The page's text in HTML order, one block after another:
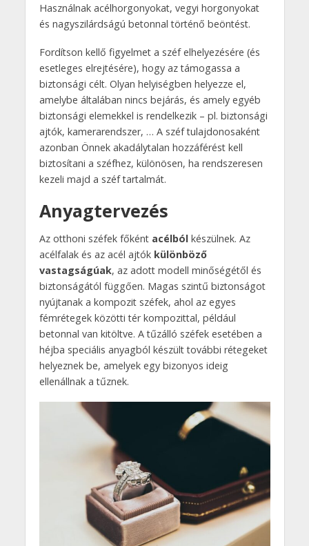
Használnak acélhorgonyokat, vegyi horgonyokat
és nagyszilárdságú betonnal történő beöntést.
Fordítson kellő figyelmet a széf elhelyezésére (és
esetleges elrejtésére), hogy az támogassa a
biztonsági célt. Olyan helyiségben helyezze el,
amelybe általában nincs bejárás, és amely egyéb
biztonsági elemekkel is rendelkezik – pl. biztonsági
ajtók, kamerarendszer, … A széf tulajdonosaként
azonban Önnek akadálytalan hozzáférést kell
biztosítani a széfhez, különösen, ha rendszeresen
kezeli majd a széf tartalmát.
Anyagtervezés
Az otthoni széfek főként acélbólkészülnek. Az
acélfalak és az acél ajtók különböző
vastagságúak, az adott modell minőségétől és
biztonságától függően. Magas szintű biztonságot
nyújtanak a kompozit széfek, ahol az egyes
fémrétegek közötti tér kompozittal, például
betonnal van kitöltve. A tűzálló széfek esetében a
héjba speciális anyagból készült további rétegeket
helyeznek be, amelyek egy bizonyos ideig
ellenállnak a tűznek.